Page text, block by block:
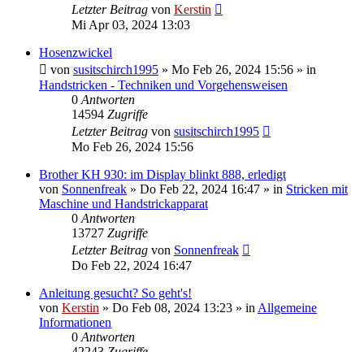
Letzter Beitrag von Kerstin
Mi Apr 03, 2024 13:03
Hosenzwickel
von susitschirch1995 » Mo Feb 26, 2024 15:56 » in
Handstricken - Techniken und Vorgehensweisen
0 Antworten
14594 Zugriffe
Letzter Beitrag von susitschirch1995
Mo Feb 26, 2024 15:56
Brother KH 930: im Display blinkt 888, erledigt
von Sonnenfreak » Do Feb 22, 2024 16:47 » in Stricken mit
Maschine und Handstrickapparat
0 Antworten
13727 Zugriffe
Letzter Beitrag von Sonnenfreak
Do Feb 22, 2024 16:47
Anleitung gesucht? So geht's!
von Kerstin » Do Feb 08, 2024 13:23 » in Allgemeine
Informationen
0 Antworten